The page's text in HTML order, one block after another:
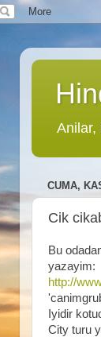
Anilar,
CUMA,
Cik
Bu
yazayim:
http://
Iyidir
City turu